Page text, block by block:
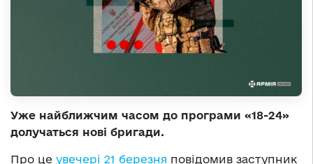
Уже найближчим часом до програми «18-24»
долучаться нові бригади.
Про це увечері 21 березня повідомив заступник